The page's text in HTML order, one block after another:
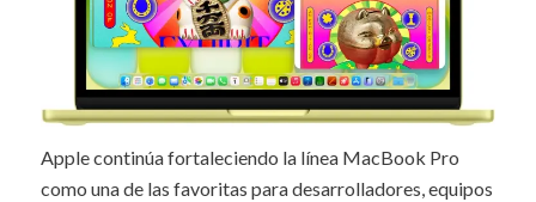
Apple continúa fortaleciendo la línea MacBook Pro
como una de las favoritas para desarrolladores, equipos